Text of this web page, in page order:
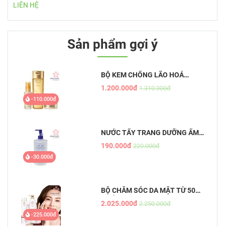
LIÊN HỆ
Sản phẩm gợi ý
-110.000đ
BỘ KEM CHỐNG LÃO HOÁ
AQUALABEL VÀNG
1.200.000đ 1.310.000đ
-30.000đ
NƯỚC TẨY TRANG DƯỠNG ẨM
TỰ NHIÊN HATOMUGI - THE
CLEANSING LOTION
190.000đ 220.000đ
-225.000đ
BỘ CHĂM SÓC DA MẶT TỪ 50
TUỔI
2.025.000đ 2.250.000đ